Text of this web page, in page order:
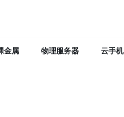
金属 物理服务器 云手机